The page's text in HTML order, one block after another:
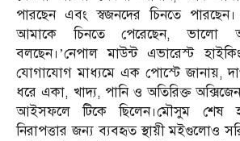
পারছেন এবং স্বজনদের চিনতে
আমাকে চিনতে পেরেছেন,
বলছেন।’নেপাল মাউন্ট এভারেস্ট
যোগাযোগ মাধ্যমে এক পোস্টে জানায়,
ধরে একা, খাদ্য, পানি ও অতিরিক্ত
আইসফলে টিকে ছিলেন।মৌসুম শেষ
নিরাপত্তার জন্য ব্যবহৃত স্থায়ী মইগুলোও